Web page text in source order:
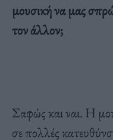
μουσική να μας
τον άλλον;
Σαφώς και ναι. Η
σε πολλές